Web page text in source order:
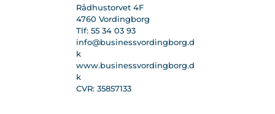
Rådhustorvet 4F
4760 Vordingborg
Tlf: 55 34 03 93
info@businessvordingborg.d
k
www.businessvordingborg.d
k
CVR: 35857133